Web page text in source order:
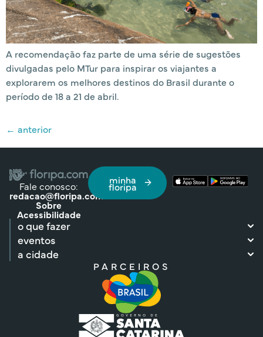
A recomendação faz parte de uma série de sugestões
divulgadas pelo MTur para inspirar os viajantes a
explorarem os melhores destinos do Brasil durante o
período de 18 a 21 de abril.
← anterior
Fale conosco:
redacao@floripa.com
Sobre
Acessibilidade
minha
floripa
o que fazer
eventos
a cidade
PARCEIROS